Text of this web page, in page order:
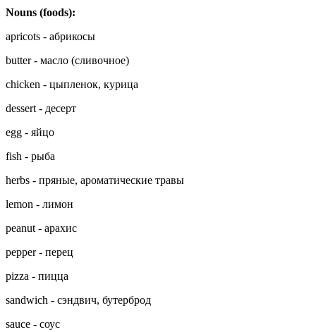
Nouns (foods):
apricots - абрикосы
butter - масло (сливочное)
chicken - цыпленок, курица
dessert - десерт
egg - яйцо
fish - рыба
herbs - пряные, ароматические травы
lemon - лимон
peanut - арахис
pepper - перец
pizza - пицца
sandwich - сэндвич, бутерброд
sauce - соус